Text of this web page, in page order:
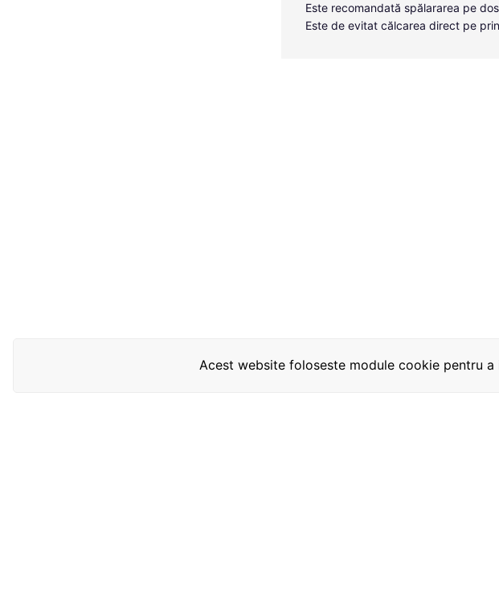
Acest website foloseste module cookie pentru
Este recomandată spălararea pe
Este de evitat călcarea direct pe